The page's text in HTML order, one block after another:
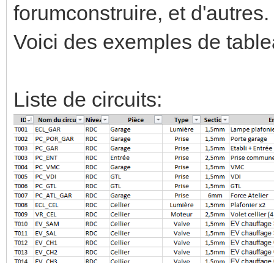
forumconstruire, et
Voici des exemples de
Liste de circuits: